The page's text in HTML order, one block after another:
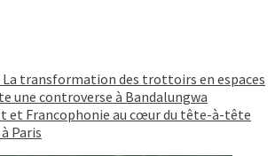
La transformation des trottoirs en espaces
une controverse à Bandalungwa
et Francophonie au cœur du tête-à-tête
Paris